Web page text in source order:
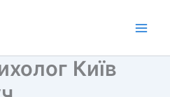
Київ